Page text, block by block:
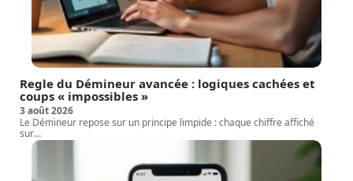
Regle du Démineur avancée : logiques cachées et
coups « impossibles »
3 août 2026
Le Démineur repose sur un principe limpide : chaque chiffre affiché
sur…